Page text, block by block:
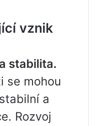
vznik
stabilita.
se mohou
a
Rozvoj